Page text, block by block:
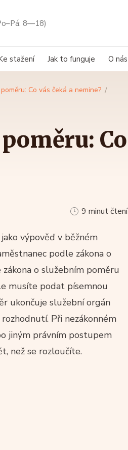
8—18)
stažení Jak to funguje O nás
Co vás čeká a nemine?
Co
9 minut čtení
výpověď v běžném
podle zákona o
o služebním poměru
musíte podat písemnou
ukončuje služební orgán
Při nezákonném
jiným právním postupem
než se rozloučíte.